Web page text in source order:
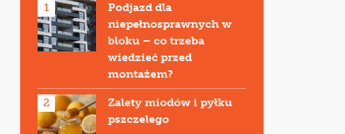
1
Podjazd dla
niepełnosprawnych w
bloku – co trzeba
wiedzieć przed
montażem?
2
Zalety miodów i pyłku
pszczelego